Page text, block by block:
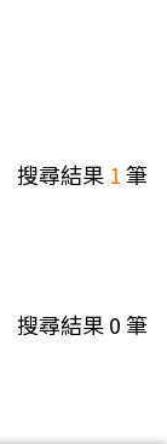
搜尋結果 1筆
搜尋結果0筆